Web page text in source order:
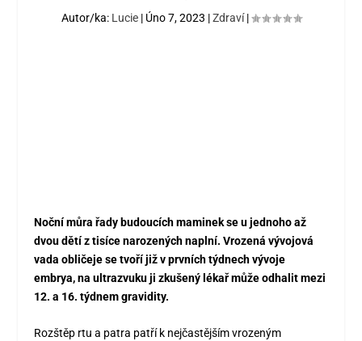
Autor/ka: Lucie| Úno 7, 2023 |Zdraví|
Noční můra řady budoucích maminek se u jednoho až
dvou dětí z tisíce narozených naplní. Vrozená vývojová
vada obličeje se tvoří již v prvních týdnech vývoje
embrya, na ultrazvuku ji zkušený lékař může odhalit mezi
12. a 16. týdnem gravidity.
Rozštěp rtu a patra patří k nejčastějším vrozeným